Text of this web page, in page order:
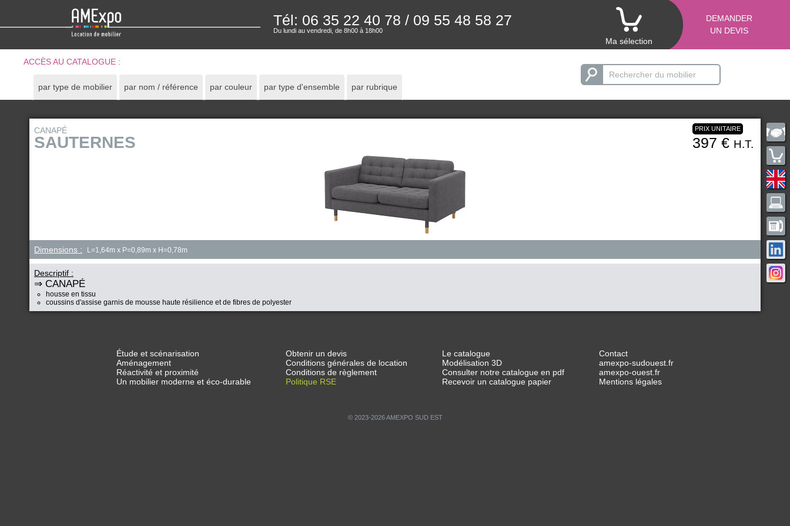
Tél: 06 35 22 40 78 / 09 55 48 58 27
Du lundi au vendredi, de 8h00 à 18h00
Ma sélection
DEMANDER
UN DEVIS
ACCÈS AU CATALOGUE :
par type de mobilier par nom / référence par couleur par type d'ensemble par rubrique
CANAPÉ
SAUTERNES
PRIX UNITAIRE
397 € H.T.
Dimensions : L=1,64m x P=0,89m x H=0,78m
Descriptif :
⇒ CANAPÉ
housse en tissu
coussins d'assise garnis de mousse haute résilience et de fibres de polyester
Étude et scénarisation
Aménagement
Réactivité et proximité
Un mobilier moderne et éco-durable
Obtenir un devis
Conditions générales de location
Conditions de règlement
Politique RSE
Le catalogue
Modélisation 3D
Consulter notre catalogue en pdf
Recevoir un catalogue papier
Contact
amexpo-sudouest.fr
amexpo-ouest.fr
Mentions légales
© 2023-2026 AMEXPO SUD EST